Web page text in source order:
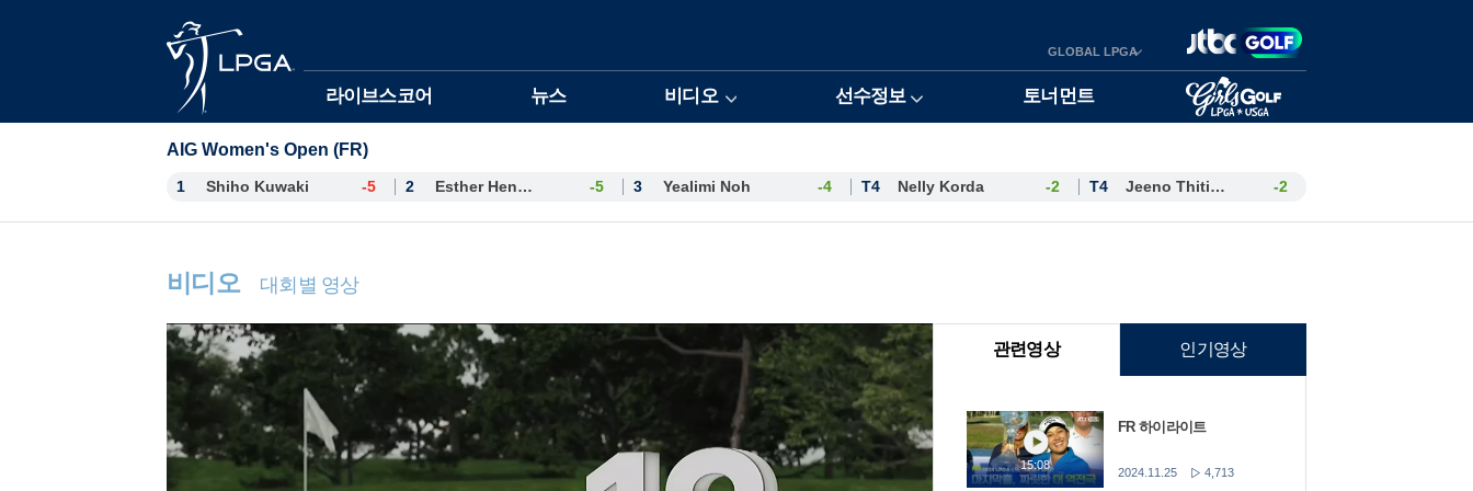
GLOBAL LPGA
라이브스코어 뉴스 비디오 선수정보 토너먼트
AIG Women's Open (FR)
1 Shiho Kuwaki -5 2 Esther Henseleit -5 3 Yealimi Noh -4 T4 Nelly Korda -2 T4 Jeeno Thitikul -2
비디오 대회별 영상
관련영상 인기영상
15:08
FR 하이라이트
2024.11.25 4,713